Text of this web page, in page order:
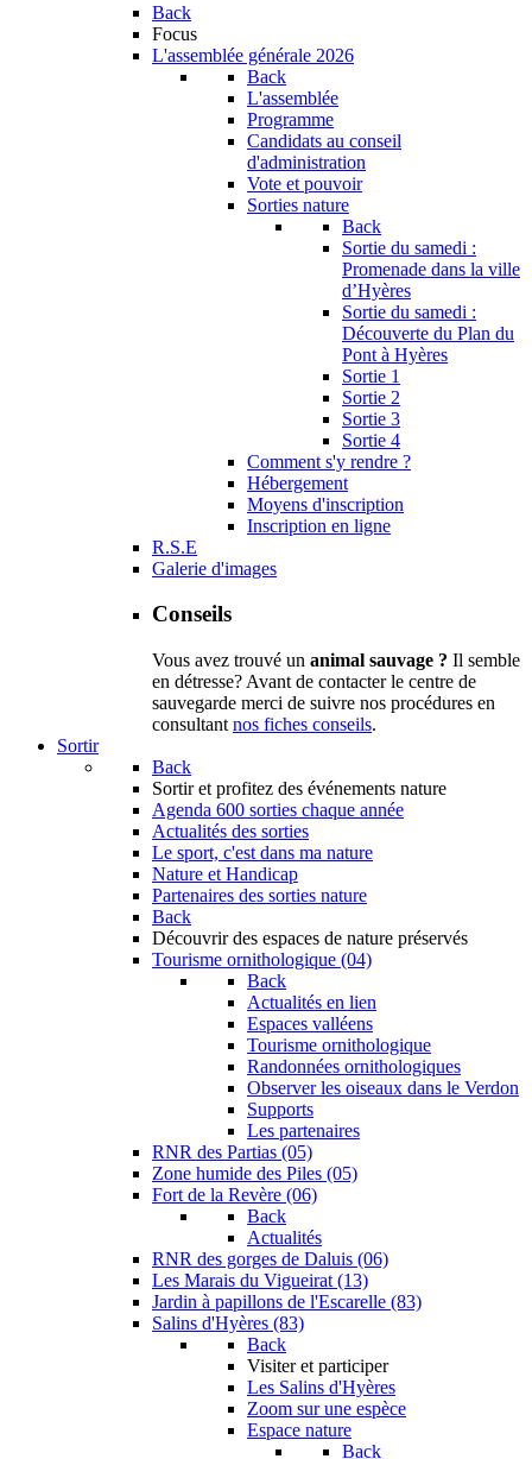
Back
Focus
L'assemblée générale 2026
Back
L'assemblée
Programme
Candidats au conseil
d'administration
Vote et pouvoir
Sorties nature
Back
Sortie du samedi :
Promenade dans la ville
d’Hyères
Sortie du samedi :
Découverte du Plan du
Pont à Hyères
Sortie 1
Sortie 2
Sortie 3
Sortie 4
Comment s'y rendre ?
Hébergement
Moyens d'inscription
Inscription en ligne
R.S.E
Galerie d'images
Conseils
Vous avez trouvé un animal sauvage ? Il semble
en détresse? Avant de contacter le centre de
sauvegarde merci de suivre nos procédures en
consultant nos fiches conseils.
Sortir
Back
Sortir et profitez des événements nature
Agenda 600 sorties chaque année
Actualités des sorties
Le sport, c'est dans ma nature
Nature et Handicap
Partenaires des sorties nature
Back
Découvrir des espaces de nature préservés
Tourisme ornithologique (04)
Back
Actualités en lien
Espaces valléens
Tourisme ornithologique
Randonnées ornithologiques
Observer les oiseaux dans le Verdon
Supports
Les partenaires
RNR des Partias (05)
Zone humide des Piles (05)
Fort de la Revère (06)
Back
Actualités
RNR des gorges de Daluis (06)
Les Marais du Vigueirat (13)
Jardin à papillons de l'Escarelle (83)
Salins d'Hyères (83)
Back
Visiter et participer
Les Salins d'Hyères
Zoom sur une espèce
Espace nature
Back